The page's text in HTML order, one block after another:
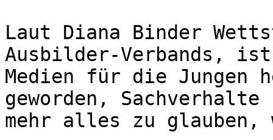
Laut Diana Binder
Ausbilder-Verbands,
Medien für die Jungen
geworden,
mehr alles zu glauben,